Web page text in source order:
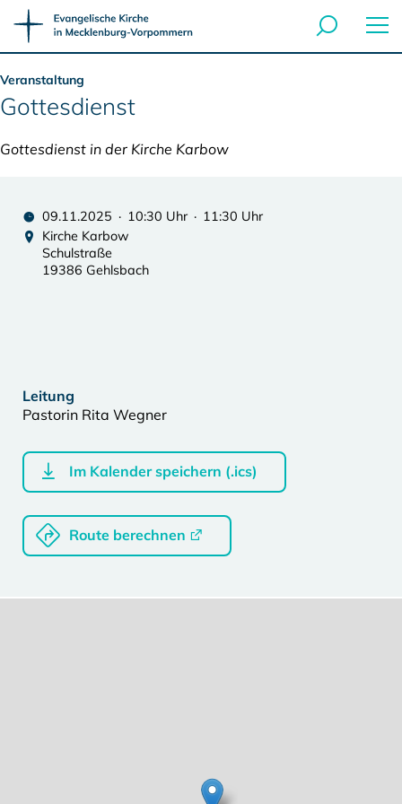
Veranstaltung
Gottesdienst
Gottesdienst in der Kirche Karbow
09.11.2025 · 10:30 Uhr · 11:30 Uhr
Kirche Karbow
Schulstraße
19386 Gehlsbach
Leitung
Pastorin Rita Wegner
Im Kalender speichern (.ics)
Route berechnen